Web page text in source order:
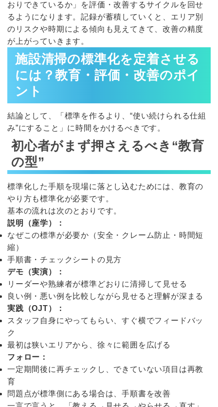
おりできているか」を評価・改善するサイクルを回せ
るようになります。記録が蓄積していくと、エリア別
のリスクや時期による傾向も見えてきて、改善の精度
が上がっていきます。
施設清掃の標準化を定着させる
には？教育・評価・改善のポイ
ント
結論として、「標準を作るより、“使い続けられる仕組
み”にすること」に時間をかけるべきです。
初心者がまず押さえるべき“教育
の型”
標準化した手順を現場に落とし込むためには、教育の
やり方も標準化が必要です。
基本の流れは次のとおりです。
説明（座学）：
なぜこの標準が必要か（安全・クレーム防止・時間短
縮）
手順書・チェックシートの見方
デモ（実演）：
リーダーや熟練者が標準どおりに清掃して見せる
良い例・悪い例を比較しながら見せると理解が深まる
実践（OJT）：
スタッフ自身にやってもらい、すぐ横でフィードバッ
ク
最初は狭いエリアから、徐々に範囲を広げる
フォロー：
一定期間後に再チェックし、できていない項目は再教
育
問題点が標準側にある場合は、手順書を改善